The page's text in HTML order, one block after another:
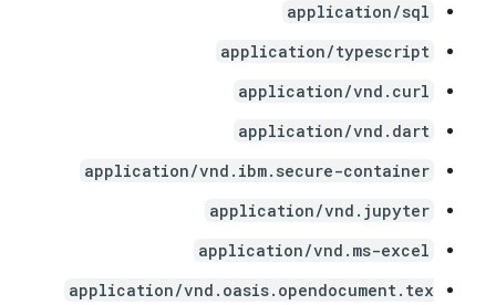
application/sql
application/typescript
application/vnd.curl
application/vnd.dart
application/vnd.ibm.secure-container
application/vnd.jupyter
application/vnd.ms-excel
application/vnd.oasis.opendocument.tex